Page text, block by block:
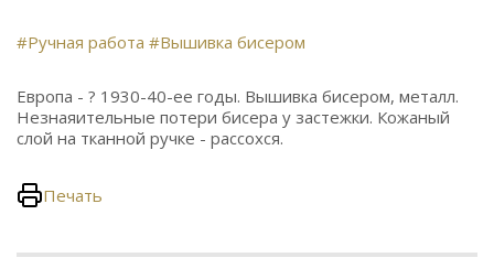
#Ручная работа #Вышивка бисером
Европа - ? 1930-40-ее годы. Вышивка бисером, металл.
Незнаяительные потери бисера у застежки. Кожаный
слой на тканной ручке - рассохся.
Печать